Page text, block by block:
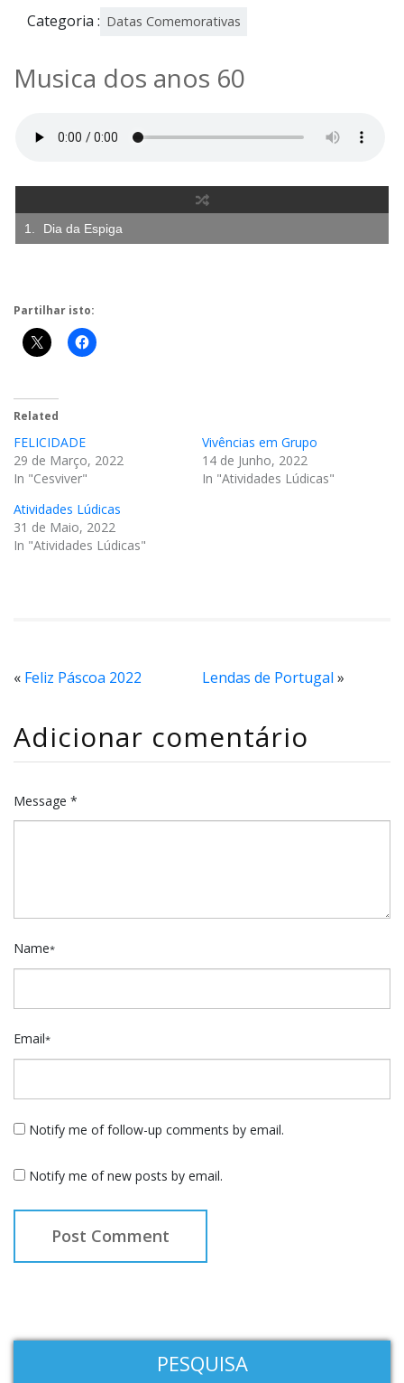
Categoria : Datas Comemorativas
Musica dos anos 60
Dia da Espiga
Partilhar isto:
Related
FELICIDADE
29 de Março, 2022
In "Cesviver"
Vivências em Grupo
14 de Junho, 2022
In "Atividades Lúdicas"
Atividades Lúdicas
31 de Maio, 2022
In "Atividades Lúdicas"
« Feliz Páscoa 2022 Lendas de Portugal »
Adicionar comentário
Message *
Name*
Email*
Notify me of follow-up comments by email.
Notify me of new posts by email.
PESQUISA